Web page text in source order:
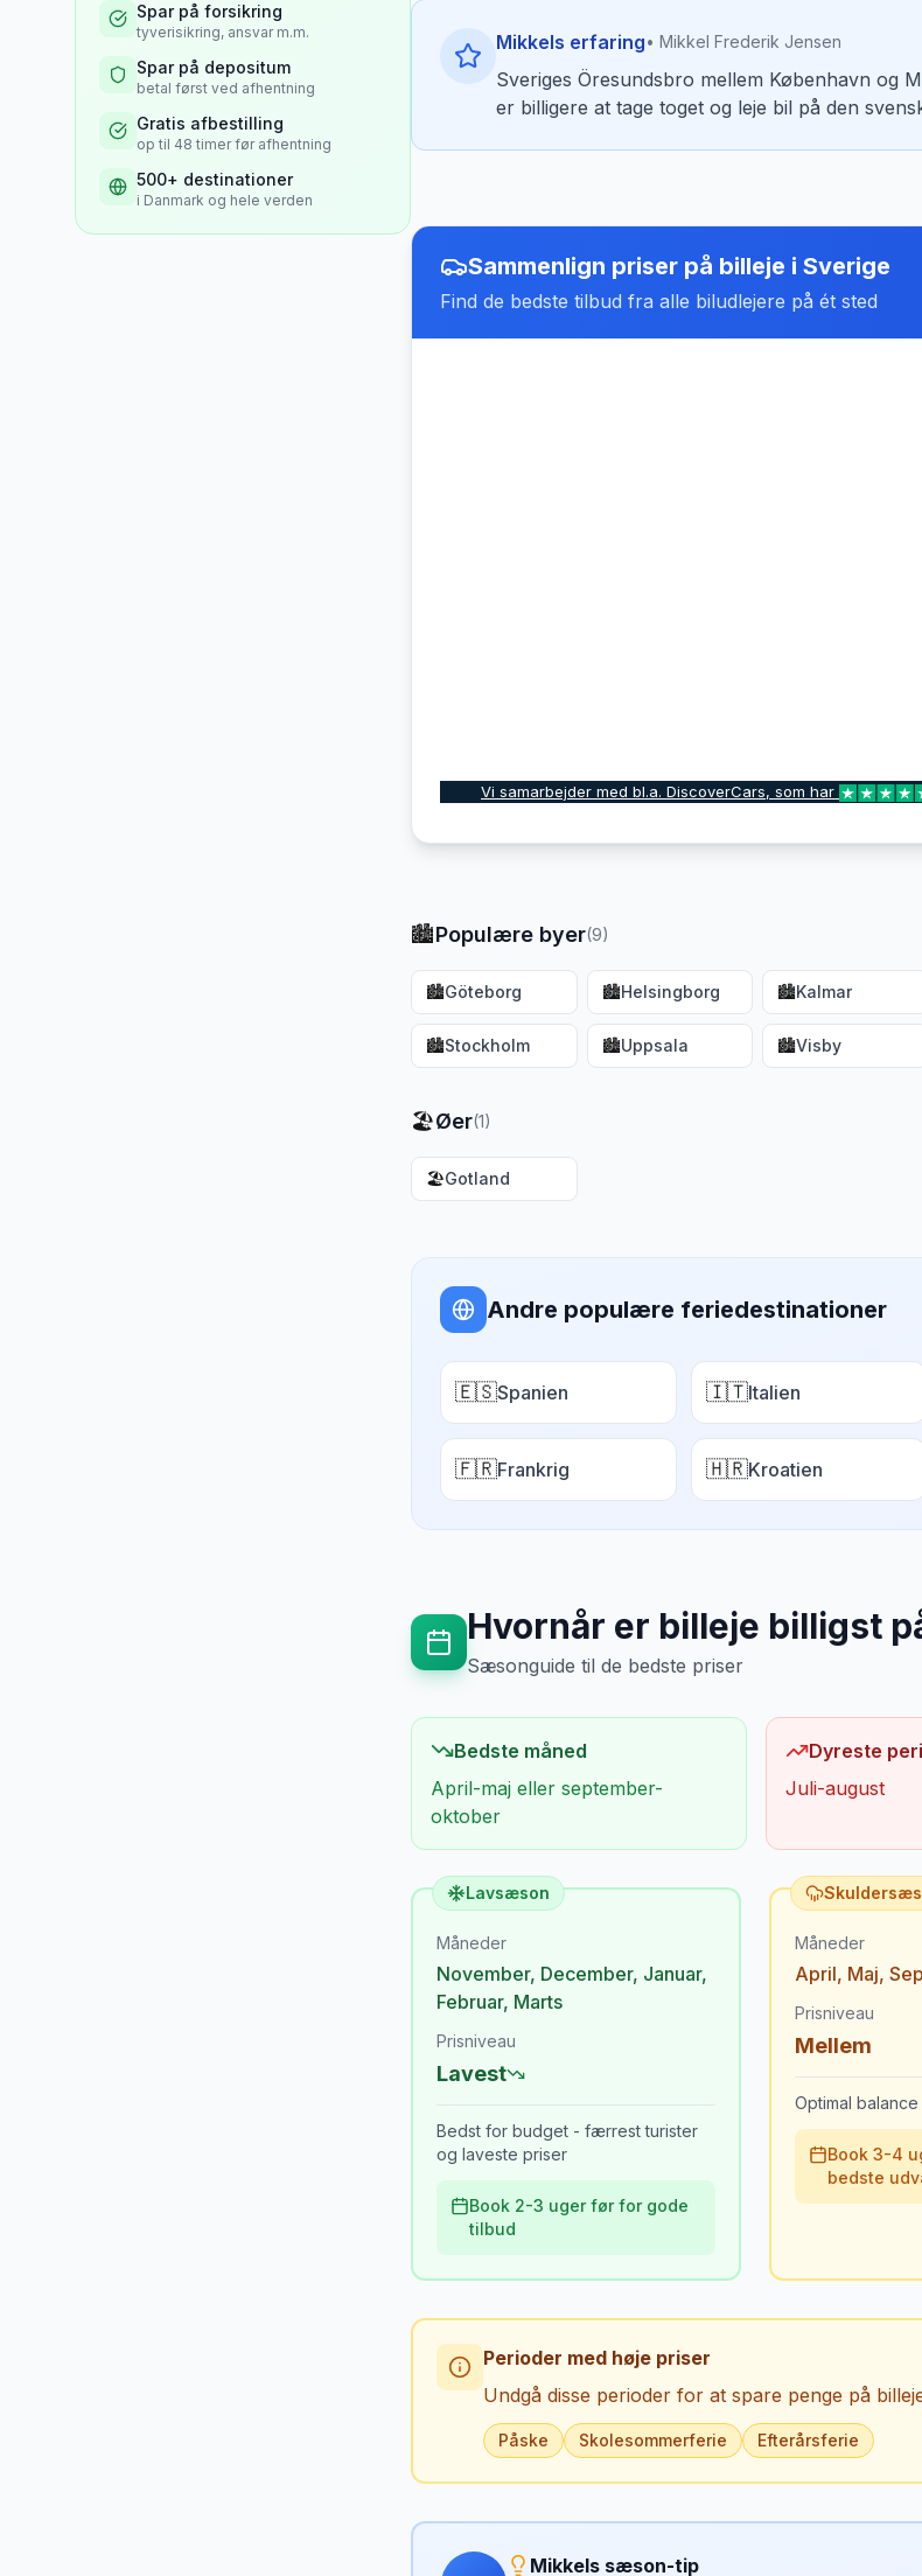
Spar på forsikring
tyverisikring, ansvar m.m.
Spar på depositum
betal først ved afhentning
Gratis afbestilling
op til 48 timer før afhentning
500+ destinationer
i Danmark og hele verden
Mikkels erfaring• Mikkel Frederik Jensen
Sveriges Öresundsbro mellem København og
er billigere at tage toget og leje bil på den
Sammenlign priser på billeje i Sverige
Find de bedste tilbud fra alle biludlejere på ét sted
Vi samarbejder med bl.a. DiscoverCars, som har
🏙️Populære byer(9)
🏙️Göteborg 🏙️Helsingborg 🏙️Kalmar
🏙️Stockholm 🏙️Uppsala 🏙️Visby
🏖️Øer(1)
🏖️Gotland
Andre populære feriedestinationer
🇪🇸Spanien 🇮🇹Italien
🇫🇷Frankrig 🇭🇷Kroatien
Hvornår er billeje billigst
Sæsonguide til de bedste priser
Bedste måned
April-maj eller september-
oktober
Dyreste
Juli-august
Lavsæson
Måneder
November, December, Januar,
Februar, Marts
Prisniveau
Lavest
Bedst for budget - færrest turister
og laveste priser
Book 2-3 uger før for gode
tilbud
Måneder
April, Maj,
Prisniveau
Mellem
Optimal
Book 3-4
bedste
Perioder med høje priser
Undgå disse perioder for at spare penge på
Påske Skolesommerferie Efterårsferie
Mikkels sæson-tip